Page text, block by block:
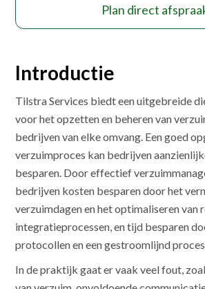
Plan direct
Introductie
Tilstra Services biedt een uitgebreide
voor het opzetten en beheren van
bedrijven van elke omvang. Een goed
verzuimproces kan bedrijven
besparen. Door effectief
bedrijven kosten besparen door het
verzuimdagen en het optimaliseren van
integratieprocessen, en tijd besparen
protocollen en een gestroomlijnd
In de praktijk gaat er vaak veel fout,